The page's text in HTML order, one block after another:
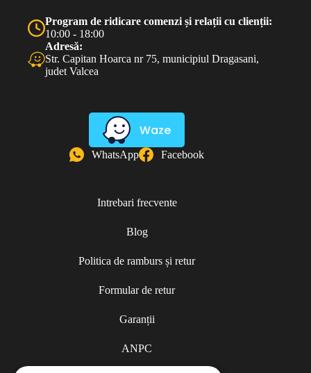
Program de ridicare comenzi și relații cu clienții:
10:00 - 18:00
Adresă:
Str. Capitan Hoarca nr 75, municipiul Dragasani,
judet Valcea
Waze
WhatsApp Facebook
Intrebari frecvente
Blog
Politica de ramburs și retur
Formular de retur
Garanții
ANPC